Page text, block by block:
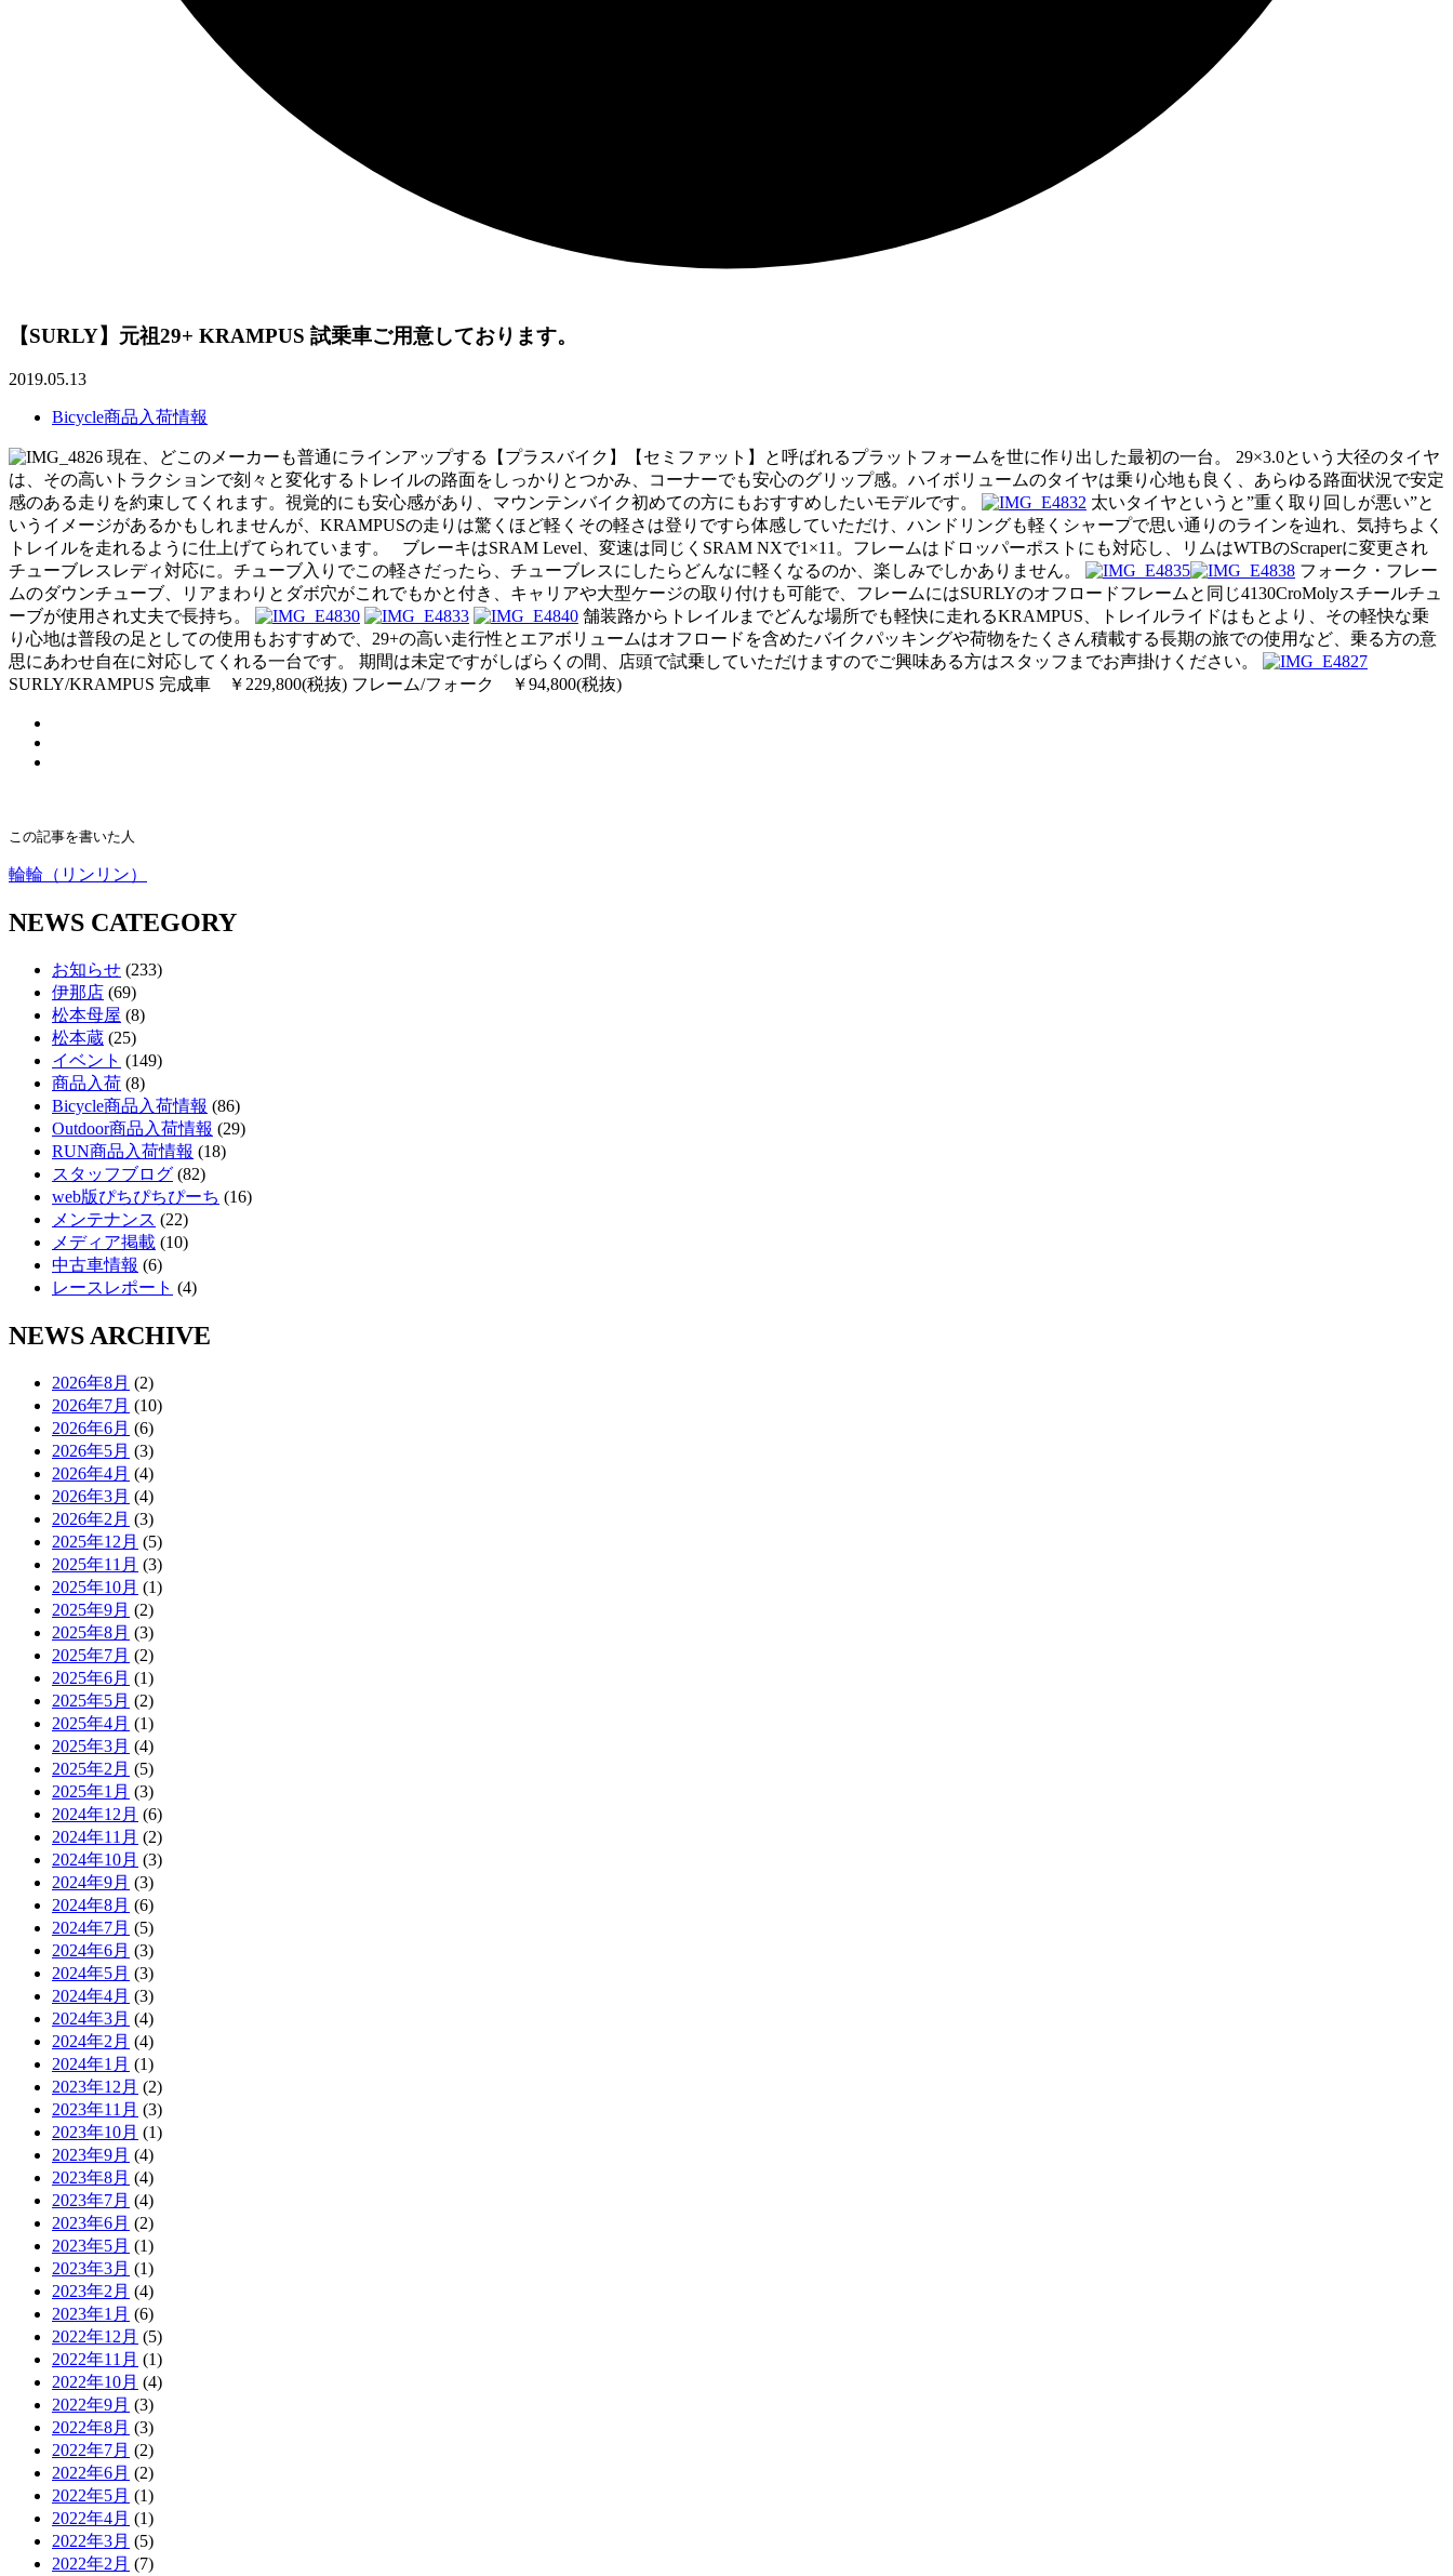
【SURLY】元祖29+ KRAMPUS 試乗車ご用意しております。
2019.05.13
Bicycle商品入荷情報
現在、どこのメーカーも普通にラインアップする【プラスバイク】【セミファット】と呼ばれるプラットフォームを世に作り出した最初の一台。 29×3.0という大径のタイヤ
は、その高いトラクションで刻々と変化するトレイルの路面をしっかりとつかみ、コーナーでも安心のグリップ感。ハイボリュームのタイヤは乗り心地も良く、あらゆる路面状況で安定
感のある走りを約束してくれます。視覚的にも安心感があり、マウンテンバイク初めての方にもおすすめしたいモデルです。
太いタイヤというと”重く取り回しが悪い”と
いうイメージがあるかもしれませんが、KRAMPUSの走りは驚くほど軽くその軽さは登りですら体感していただけ、ハンドリングも軽くシャープで思い通りのラインを辿れ、気持ちよく
トレイルを走れるように仕上げてられています。 ブレーキはSRAM Level、変速は同じくSRAM NXで1×11。フレームはドロッパーポストにも対応し、リムはWTBのScraperに変更され
チューブレスレディ対応に。チューブ入りでこの軽さだったら、チューブレスにしたらどんなに軽くなるのか、楽しみでしかありません。
フォーク・フレー
ムのダウンチューブ、リアまわりとダボ穴がこれでもかと付き、キャリアや大型ケージの取り付けも可能で、フレームにはSURLYのオフロードフレームと同じ4130CroMolyスチールチュ
ーブが使用され丈夫で長持ち。
舗装路からトレイルまでどんな場所でも軽快に走れるKRAMPUS、トレイルライドはもとより、その軽快な乗
り心地は普段の足としての使用もおすすめで、29+の高い走行性とエアボリュームはオフロードを含めたバイクパッキングや荷物をたくさん積載する長期の旅での使用など、乗る方の意
思にあわせ自在に対応してくれる一台です。 期間は未定ですがしばらくの間、店頭で試乗していただけますのでご興味ある方はスタッフまでお声掛けください。
SURLY/KRAMPUS 完成車 ￥229,800(税抜) フレーム/フォーク ￥94,800(税抜)
この記事を書いた人
輪輪（リンリン）
NEWS CATEGORY
お知らせ (233)
伊那店 (69)
松本母屋 (8)
松本蔵 (25)
イベント (149)
商品入荷 (8)
Bicycle商品入荷情報 (86)
Outdoor商品入荷情報 (29)
RUN商品入荷情報 (18)
スタッフブログ (82)
web版ぴちぴちぴーち (16)
メンテナンス (22)
メディア掲載 (10)
中古車情報 (6)
レースレポート (4)
NEWS ARCHIVE
2026年8月 (2)
2026年7月 (10)
2026年6月 (6)
2026年5月 (3)
2026年4月 (4)
2026年3月 (4)
2026年2月 (3)
2025年12月 (5)
2025年11月 (3)
2025年10月 (1)
2025年9月 (2)
2025年8月 (3)
2025年7月 (2)
2025年6月 (1)
2025年5月 (2)
2025年4月 (1)
2025年3月 (4)
2025年2月 (5)
2025年1月 (3)
2024年12月 (6)
2024年11月 (2)
2024年10月 (3)
2024年9月 (3)
2024年8月 (6)
2024年7月 (5)
2024年6月 (3)
2024年5月 (3)
2024年4月 (3)
2024年3月 (4)
2024年2月 (4)
2024年1月 (1)
2023年12月 (2)
2023年11月 (3)
2023年10月 (1)
2023年9月 (4)
2023年8月 (4)
2023年7月 (4)
2023年6月 (2)
2023年5月 (1)
2023年3月 (1)
2023年2月 (4)
2023年1月 (6)
2022年12月 (5)
2022年11月 (1)
2022年10月 (4)
2022年9月 (3)
2022年8月 (3)
2022年7月 (2)
2022年6月 (2)
2022年5月 (1)
2022年4月 (1)
2022年3月 (5)
2022年2月 (7)